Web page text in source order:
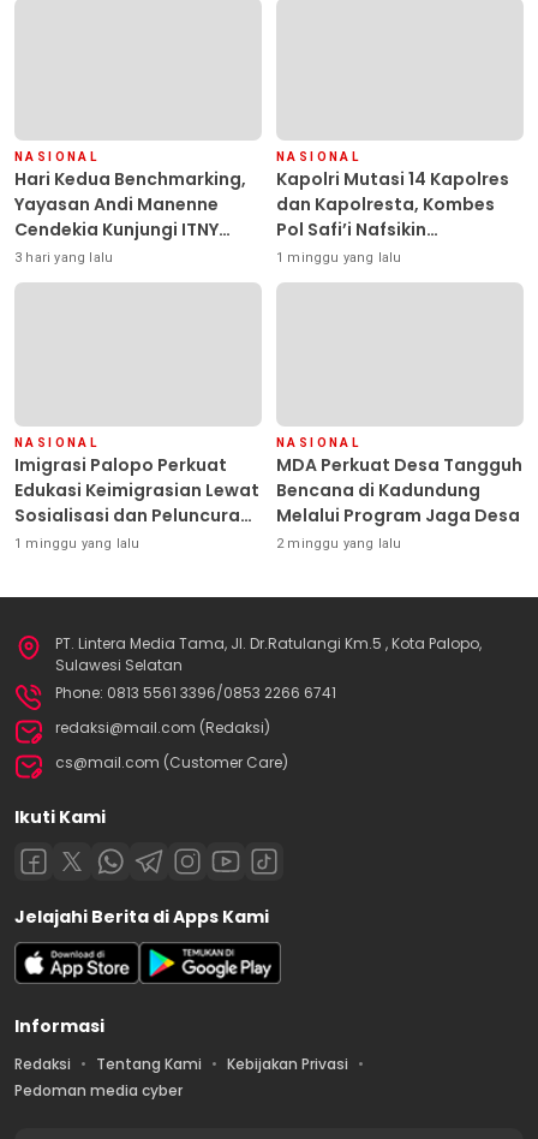
NASIONAL
Hari Kedua Benchmarking,
Yayasan Andi Manenne
Cendekia Kunjungi ITNY
Yogyakarta
3 hari yang lalu
NASIONAL
Kapolri Mutasi 14 Kapolres
dan Kapolresta, Kombes
Pol Safi’i Nafsikin
Mengemban Amanah
Pimpin Polresta Kendari
1 minggu yang lalu
NASIONAL
Imigrasi Palopo Perkuat
Edukasi Keimigrasian Lewat
Sosialisasi dan Peluncuran
Inovasi Chatbot “IT CHIKA”
1 minggu yang lalu
NASIONAL
MDA Perkuat Desa Tangguh
Bencana di Kadundung
Melalui Program Jaga Desa
2 minggu yang lalu
PT. Lintera Media Tama, Jl. Dr.Ratulangi Km.5 , Kota Palopo,
Sulawesi Selatan
Phone: 0813 5561 3396/0853 2266 6741
redaksi@mail.com (Redaksi)
cs@mail.com (Customer Care)
Ikuti Kami
Jelajahi Berita di Apps Kami
Informasi
Redaksi Tentang Kami
Kebijakan Privasi
Pedoman media cyber